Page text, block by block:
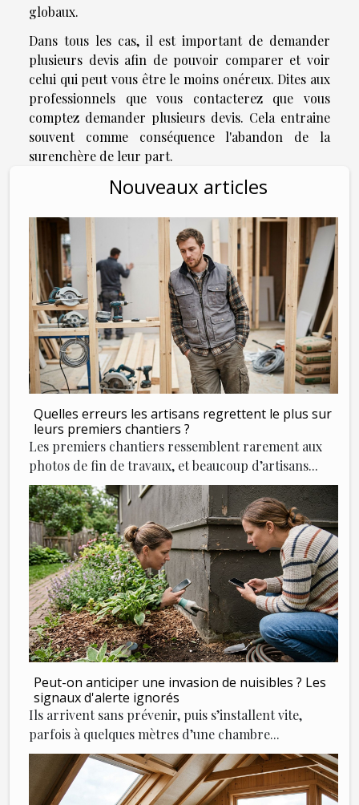
globaux.
Dans tous les cas, il est important de demander
plusieurs devis afin de pouvoir comparer et voir
celui qui peut vous être le moins onéreux. Dites aux
professionnels que vous contacterez que vous
comptez demander plusieurs devis. Cela entraine
souvent comme conséquence l'abandon de la
surenchère de leur part.
Nouveaux articles
Quelles erreurs les artisans regrettent le plus sur
leurs premiers chantiers ?
Les premiers chantiers ressemblent rarement aux
photos de fin de travaux, et beaucoup d’artisans...
Peut-on anticiper une invasion de nuisibles ? Les
signaux d'alerte ignorés
Ils arrivent sans prévenir, puis s’installent vite,
parfois à quelques mètres d’une chambre...